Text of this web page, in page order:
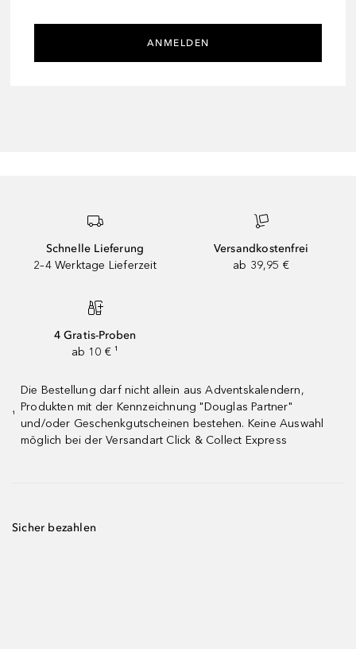
ANMELDEN
Schnelle Lieferung
2–4 Werktage Lieferzeit
Versandkostenfrei
ab 39,95 €
4 Gratis-Proben
ab 10 € ¹
¹
Die Bestellung darf nicht allein aus Adventskalendern,
Produkten mit der Kennzeichnung "Douglas Partner"
und/oder Geschenkgutscheinen bestehen. Keine Auswahl
möglich bei der Versandart Click & Collect Express
Sicher bezahlen